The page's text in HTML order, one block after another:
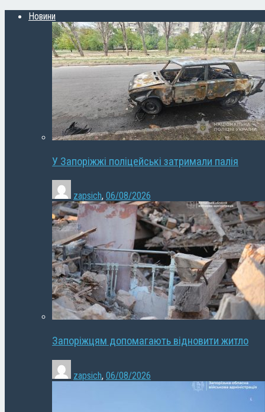
Новини
У Запоріжжі поліцейські затримали палія
zapsich, 06/08/2026
Запоріжцям допомагають відновити житло
zapsich, 06/08/2026